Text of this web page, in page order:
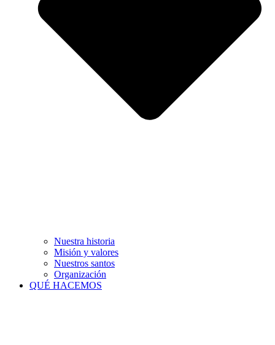
Nuestra historia
Misión y valores
Nuestros santos
Organización
QUÉ HACEMOS